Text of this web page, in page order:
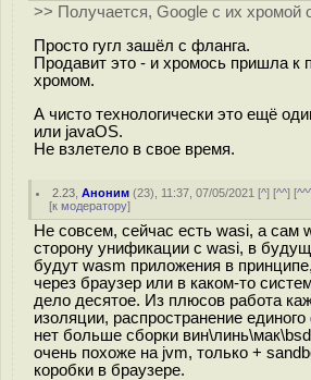
>> Получается, Google с их хромой
Просто гугл зашёл с фланга.
Продавит это - и хромось пришла к
хромом.
А чисто технологически это ещё
или javaOS.
Не взлетело в свое время.
2.23 ,Аноним (23), 11:37, 07/05/2021 [^] [^^] [
[к модератору]
Не совсем, сейчас есть wasi, а сам
сторону унификации с wasi, в
будут wasm приложения в
через браузер или в каком-то
дело десятое. Из плюсов работа
изоляции, распространение
нет больше сборки
очень похоже на jvm, только +
коробки в браузере.